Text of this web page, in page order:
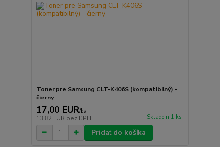
Toner pre Samsung CLT-K406S (kompatibilný) -
čierny
17,00 EUR/ks
13,82 EUR bez DPH Skladom 1 ks
Pridať do košíka